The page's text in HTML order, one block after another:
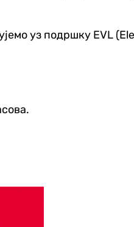
уз подршку ЕVL